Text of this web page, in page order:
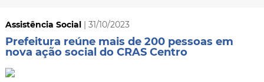
Assistência Social| 31/10/2023
Prefeitura reúne mais de 200 pessoas em
nova ação social do CRAS Centro